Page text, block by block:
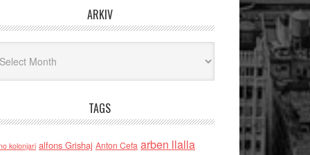
ARKIV
TAGS
kolonjari alfons Grishaj Anton Cefa arben llalla